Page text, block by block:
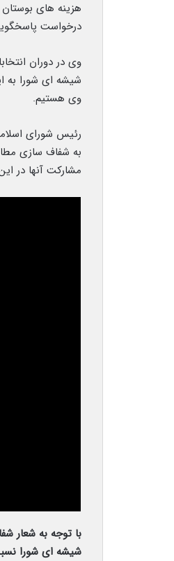
درخواست
وی در دوران
شیشه ای شورا به
وی هستیم.
رئیس شورای
به شفاف سازی
مشارکت آنها در
با توجه به شعار
شیشه ای شورا